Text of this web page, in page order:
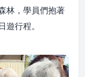
林，學員們抱著
遊行程。